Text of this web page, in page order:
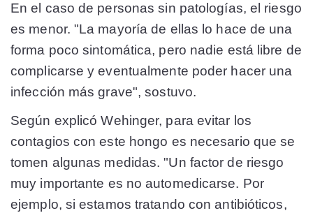
En el caso de personas sin patologías, el riesgo
es menor. "La mayoría de ellas lo hace de una
forma poco sintomática, pero nadie está libre de
complicarse y eventualmente poder hacer una
infección más grave", sostuvo.
Según explicó Wehinger, para evitar los
contagios con este hongo es necesario que se
tomen algunas medidas. "Un factor de riesgo
muy importante es no automedicarse. Por
ejemplo, si estamos tratando con antibióticos,